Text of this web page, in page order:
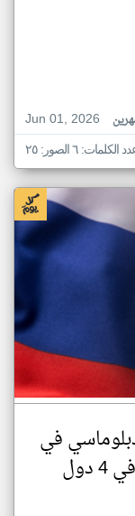
Jun 01, 2026
الكلمات: ٦ الصور: ٢٥
في
إفريقيا بافتتاح ممثليات في 4 دول